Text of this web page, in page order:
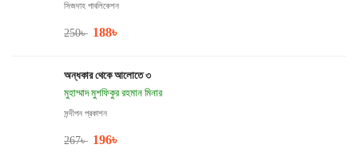
সিজদাহ পাবলিকেশন
250৳ 188৳
অন্ধকার থেকে আলোতে ৩
মুহাম্মাদ মুশফিকুর রহমান মিনার
সন্দীপন প্রকাশন
267৳ 196৳